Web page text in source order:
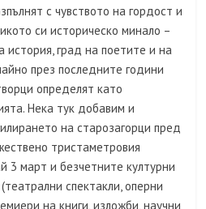
с чувството на гордост и
си историческо минало –
град на поетите и на
през последните години
определят като
Нека тук добавим и
на старозагорци пред
тристаметровия
3 март и безчетните културни
спектакли, оперни
на книги, изложби, научни